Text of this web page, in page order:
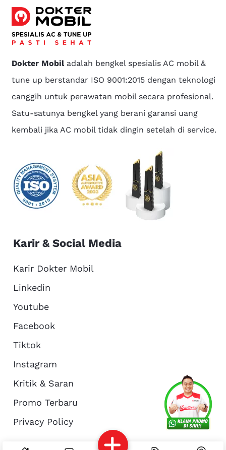
About Us
Reservasi Article
Dokter Mobiladalah bengkel spesialis AC mobil &
tune up berstandar ISO 9001:2015 dengan teknologi
canggih untuk perawatan mobil secara profesional.
Satu-satunya bengkel yang berani garansi uang
kembali jika AC mobil tidak dingin setelah di service.
Karir & Social Media
Karir Dokter Mobil
Linkedin
Youtube
Facebook
Tiktok
Instagram
Kritik & Saran
Promo Terbaru
Privacy Policy